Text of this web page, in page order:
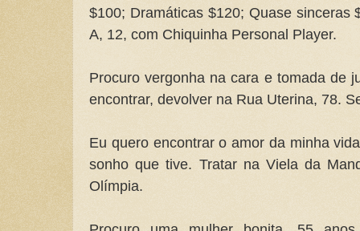
$100; Dramáticas $120; Quase sinceras
A, 12, com Chiquinha Personal Player.
Procuro vergonha na cara e tomada de
encontrar, devolver na Rua Uterina, 78.
Eu quero encontrar o amor da minha
sonho que tive. Tratar na Viela da
Olímpia.